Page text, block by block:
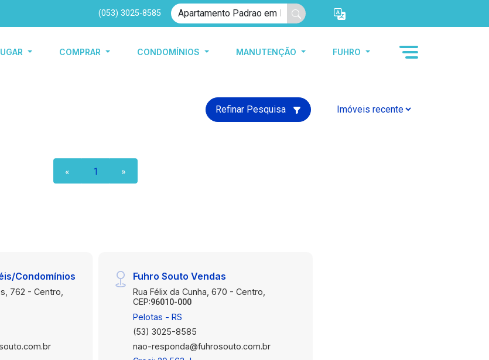
(053) 3025-8585
COMPRAR CONDOMÍNIOS MANUTENÇÃO FUHRO
Refinar Pesquisa
« 1 »
Condomínios
762 - Centro,
Fuhro Souto Vendas
Rua Félix da Cunha, 670 - Centro,
CEP:96010-000
Pelotas - RS
(53) 3025-8585
nao-responda@fuhrosouto.com.br